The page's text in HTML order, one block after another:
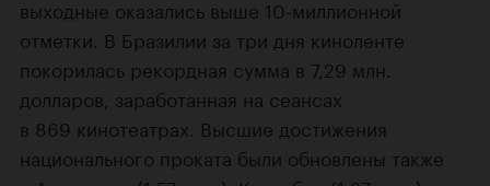
выходные оказались выше 10-миллионной
отметки. В Бразилии за три дня киноленте
покорилась рекордная сумма в 7,29 млн.
долларов, заработанная на сеансах
в 869 кинотеатрах. Высшие достижения
национального проката были обновлены также